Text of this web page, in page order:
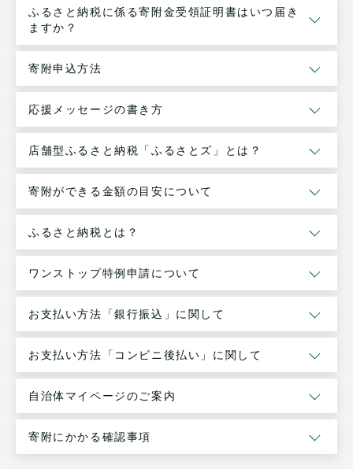
ふるさと納税に係る寄附金受領証明書はいつ届き
ますか？
寄附申込方法
応援メッセージの書き方
店舗型ふるさと納税「ふるさとズ」とは？
寄附ができる金額の目安について
ふるさと納税とは？
ワンストップ特例申請について
お支払い方法「銀行振込」に関して
お支払い方法「コンビニ後払い」に関して
自治体マイページのご案内
寄附にかかる確認事項